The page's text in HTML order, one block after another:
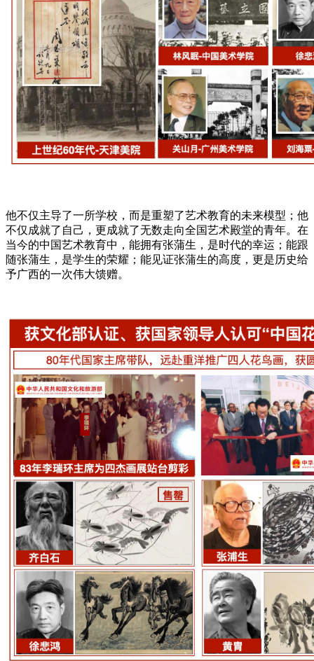
他不仅主导了一所学校，而是重塑了艺术教育的未来模型；他
不仅成就了自己，更成就了无数走向全国艺术殿堂的青年。在
当今的中国艺术教育中，能拥有张蒲生，是时代的幸运；能跟
随张蒲生，是学生的荣耀；能见证张蒲生的高度，更是历史给
予广西的一次伟大馈赠。